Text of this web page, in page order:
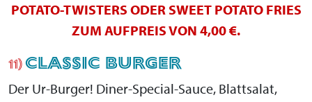
POTATO-TWISTERS ODER SWEET POTATO FRIES
ZUM AUFPREIS VON 4,00 €.
11)CLASSIC BURGER
Der Ur-Burger! Diner-Special-Sauce, Blattsalat,